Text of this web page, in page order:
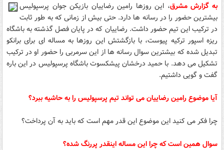
به گزارش مشرق، این روزها رامین رضاییان بازیکن جوان پرسپولیس
بیشترین حضور را در رسانه ها دارد. حتی بیش از زمانی که به طور ثابت
در ترکیب این تیم حضور داشت. رضاییان که در پایان فصل گذشته به باشگاه
ریزه اسپور ترکیه پیوست، با بازگشتش این روزها به مساله ای برای برانکو
تبدیل شده که بیشترین سوال رسانه ها از این سرمربی را حضور او در ترکیب
تشکیل می دهد. با حمید درخشان پیشکسوت باشگاه پرسپولیس در این باره
گفت و گویی داشتیم.
آیا موضوع رامین رضاییان می تواند تیم پرسپولیس را به حاشیه ببرد؟
چرا فکر می کنید این موضوع این قدر مهم است که باید به آن پرداخت؟
سوال همین است که چرا این مساله اینقدر پررنگ شده؟